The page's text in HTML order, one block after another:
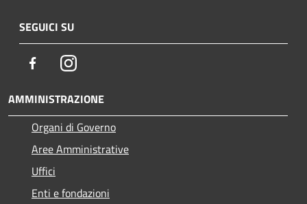
SEGUICI SU
FacebookInstagram
AMMINISTRAZIONE
Organi di Governo
Aree Amministrative
Uffici
Enti e fondazioni